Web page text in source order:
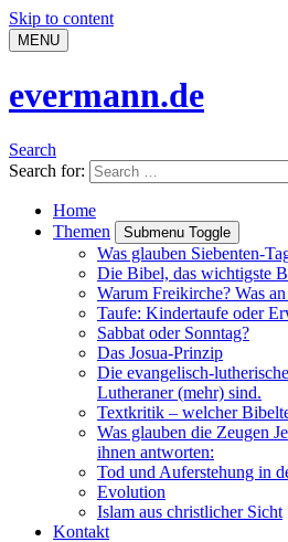
Skip to content
MENU
evermann.de
Search
Search for:
Home
Themen
Submenu Toggle
Was glauben Siebenten-
Die Bibel, das wichtigste
Warum Freikirche? Was
Taufe: Kindertaufe oder
Sabbat oder Sonntag?
Das Josua-Prinzip
Die evangelisch-
Lutheraner (mehr) sind.
Textkritik – welcher
Was glauben die Zeugen
ihnen antworten:
Tod und Auferstehung in
Evolution
Islam aus christlicher Sicht
Kontakt